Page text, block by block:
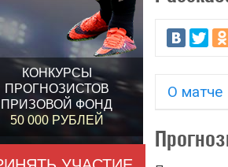
КОНКУРСЫ
ПРОГНОЗИСТОВ
ПРИЗОВОЙ ФОНД
50 000 РУБЛЕЙ
О матче